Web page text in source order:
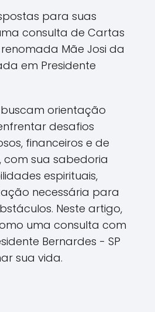
para suas
consulta de Cartas
Mãe Josi da
em Presidente
orientação
desafios
financeiros e de
com sua sabedoria
espirituais,
necessária para
Neste artigo,
uma consulta com
Bernardes - SP
sua vida.